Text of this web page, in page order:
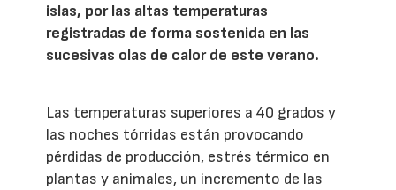
islas, por las altas temperaturas
registradas de forma sostenida en las
sucesivas olas de calor de este verano.
Las temperaturas superiores a 40 grados y
las noches tórridas están provocando
pérdidas de producción, estrés térmico en
plantas y animales, un incremento de las